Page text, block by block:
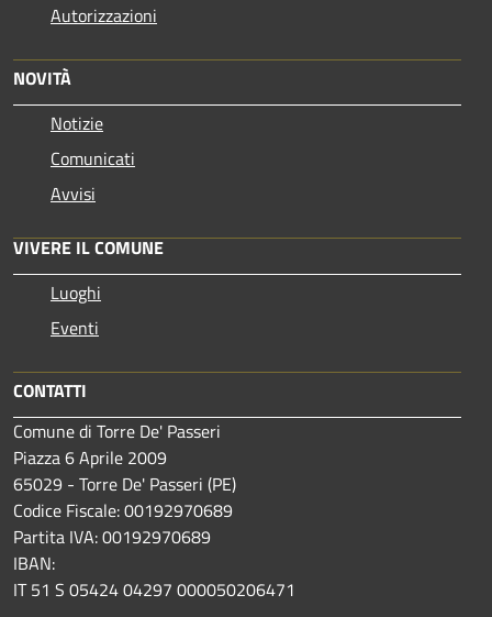
Autorizzazioni
NOVITÀ
Notizie
Comunicati
Avvisi
VIVERE IL COMUNE
Luoghi
Eventi
CONTATTI
Comune di Torre De' Passeri
Piazza 6 Aprile 2009
65029 - Torre De' Passeri (PE)
Codice Fiscale: 00192970689
Partita IVA: 00192970689
IBAN:
IT 51 S 05424 04297 000050206471